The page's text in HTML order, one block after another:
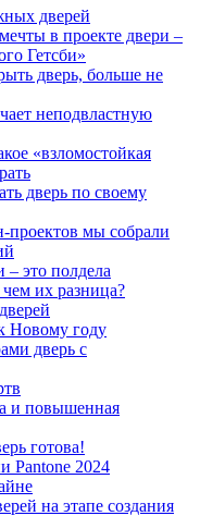
дверей
в проекте двери –
Гетсби»
дверь, больше не
неподвластную
«взломостойкая
дверь по своему
проектов мы собрали
– это полдела
их разница?
Новому году
дверь с
и повышенная
готова!
Pantone 2024
на этапе создания